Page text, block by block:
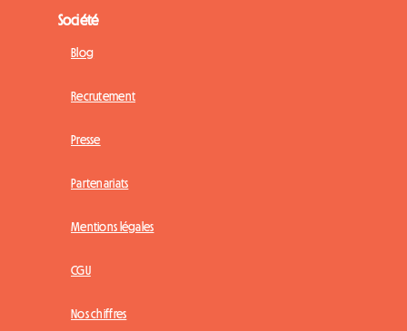
Société
Blog
Recrutement
Presse
Partenariats
Mentions légales
CGU
Nos chiffres